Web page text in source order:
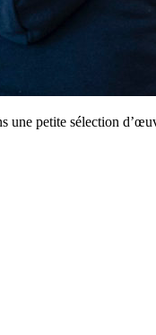
petite sélection